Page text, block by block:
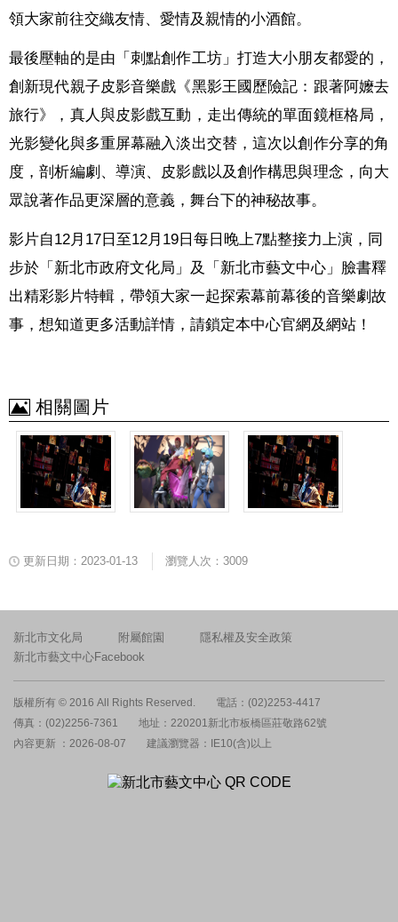
領大家前往交織友情、愛情及親情的小酒館。
最後壓軸的是由「刺點創作工坊」打造大小朋友都愛的，
創新現代親子皮影音樂戲《黑影王國歷險記：跟著阿嬤去
旅行》，真人與皮影戲互動，走出傳統的單面鏡框格局，
光影變化與多重屏幕融入淡出交替，這次以創作分享的角
度，剖析編劇、導演、皮影戲以及創作構思與理念，向大
眾說著作品更深層的意義，舞台下的神秘故事。
影片自12月 17日至12月 19日每日晚上7點整接力上演，同
步於「新北市政府文化局」及「新北市藝文中心」臉書釋
出精彩影片特輯，帶領大家一起探索幕前幕後的音樂劇故
事，想知道更多活動詳情，請鎖定本中心官網及網站！
相關圖片
更新日期：2023-01-13 瀏覽人次：3009
新北市文化局 附屬館園
隱私權及安全政策
新北市藝文中心Facebook
版權所有 © 2016 All Rights Reserved.
電話：(02)2253-4417
傳真：(02)2256-7361
地址：220201新北市板橋區莊敬路62號
內容更新 ：2026-08-07
建議瀏覽器：IE10(含)以上